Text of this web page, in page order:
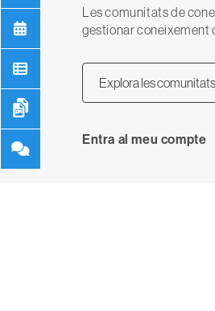
Les comunitats de
gestionar coneixement
Explora les comunitats
User
Entra al meu compte